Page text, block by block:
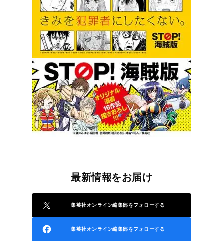
最新情報をお届け
集英社オンライン編集部をフォローする
集英社オンライン編集部をフォローする